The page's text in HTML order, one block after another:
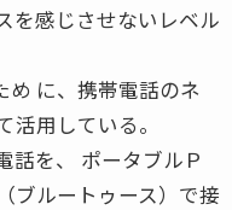
を感じさせないレベル
に、携帯電話のネ
用している。
話を、 ポータブルＰ
ブルートゥース）で接